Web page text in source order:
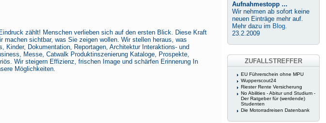
zählt! Menschen verlieben sich auf den ersten Blick. Diese Kraft
sichtbar, was Sie zeigen wollen. Wir stellen heraus, was
Kinder, Dokumentation, Reportagen, Architektur Interaktions- und
Messe, Catwalk Produktinszenierung Kataloge, Prospekte,
Wir steigern Effizienz, frischen Image und schärfen Erinnerung In
Möglichkeiten.
Aufnahmestopp ...
Wir nehmen ab sofort keine
neuen Einträge mehr auf.
Mehr dazu im Blog.
23.2.2009
ZUFALLSTREFFER
EU Führerschein ohne MPU
Wupperscout24
Riester Rente Versicherung
No Abilities - Abitur und Studium -
Der Ratgeber für (werdende)
Studenten
Die Motorradreisen Datenbank